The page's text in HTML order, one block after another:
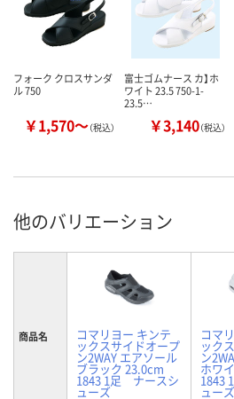
フォーク クロスサンダ
ル 750
￥1,570～（税込）
富士ゴムナース カ】ホ
ワイト 23.5 750-1-
23.5…
￥3,140（税込）
他のバリエーション
商品名 コマリヨー キンテ
ックスサイドオープ
ン2WAY エアソール
ブラック 23.0cm
1843 1足 ナースシ
ューズ
コマ
ック
ン
ホワ
1843
ューズ